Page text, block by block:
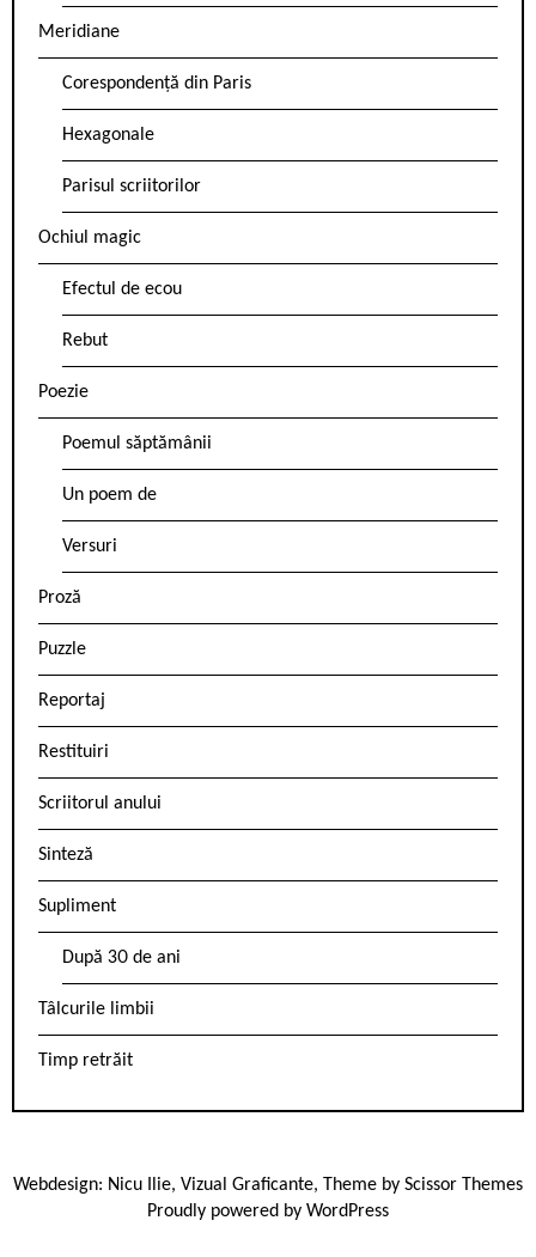
Meridiane
Corespondență din Paris
Hexagonale
Parisul scriitorilor
Ochiul magic
Efectul de ecou
Rebut
Poezie
Poemul săptămânii
Un poem de
Versuri
Proză
Puzzle
Reportaj
Restituiri
Scriitorul anului
Sinteză
Supliment
După 30 de ani
Tâlcurile limbii
Timp retrăit
Webdesign: Nicu Ilie, Vizual Graficante, Theme by Scissor Themes
Proudly powered by WordPress